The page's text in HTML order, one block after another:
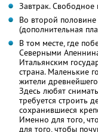
Завтрак.
Во второй
(дополнительная
В том месте, где
Северными
Итальянским
страна. Маленькие
жители
Здесь любят
требуется строить
сохранившиеся
Именно для того,
для того, чтобы